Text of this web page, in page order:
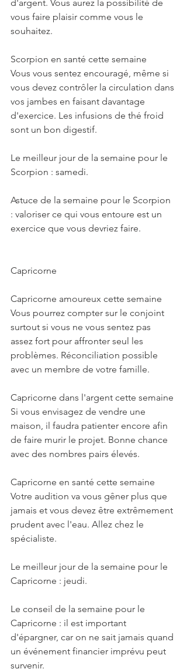
d'argent. Vous aurez la possibilité de
vous faire plaisir comme vous le
souhaitez.
Scorpion en santé cette semaine
Vous vous sentez encouragé, même si
vous devez contrôler la circulation dans
vos jambes en faisant davantage
d'exercice. Les infusions de thé froid
sont un bon digestif.
Le meilleur jour de la semaine pour le
Scorpion : samedi.
Astuce de la semaine pour le Scorpion
: valoriser ce qui vous entoure est un
exercice que vous devriez faire.
Capricorne
Capricorne amoureux cette semaine
Vous pourrez compter sur le conjoint
surtout si vous ne vous sentez pas
assez fort pour affronter seul les
problèmes. Réconciliation possible
avec un membre de votre famille.
Capricorne dans l'argent cette semaine
Si vous envisagez de vendre une
maison, il faudra patienter encore afin
de faire murir le projet. Bonne chance
avec des nombres pairs élevés.
Capricorne en santé cette semaine
Votre audition va vous gêner plus que
jamais et vous devez être extrêmement
prudent avec l'eau. Allez chez le
spécialiste.
Le meilleur jour de la semaine pour le
Capricorne : jeudi.
Le conseil de la semaine pour le
Capricorne : il est important
d'épargner, car on ne sait jamais quand
un événement financier imprévu peut
survenir.